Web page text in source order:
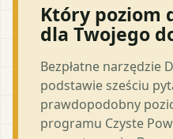
Który poziom
dla Twojego
Bezpłatne narzędzie
podstawie sześciu
prawdopodobny
programu Czyste